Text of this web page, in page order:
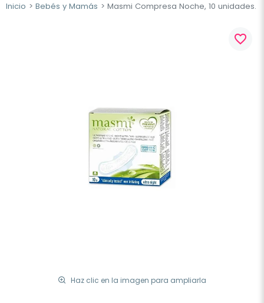
Inicio Bebés y Mamás Masmi Compresa Noche, 10 unidades.
Haz clic en la imagen para ampliarla
favorite_border